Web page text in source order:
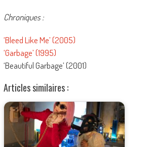
Chroniques :
‘Bleed Like Me’ (2005)
‘Garbage’ (1995)
‘Beautiful Garbage’ (2001)
Articles similaires :